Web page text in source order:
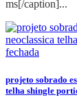
ms[/caption]...
projeto sobrado
telha shingle